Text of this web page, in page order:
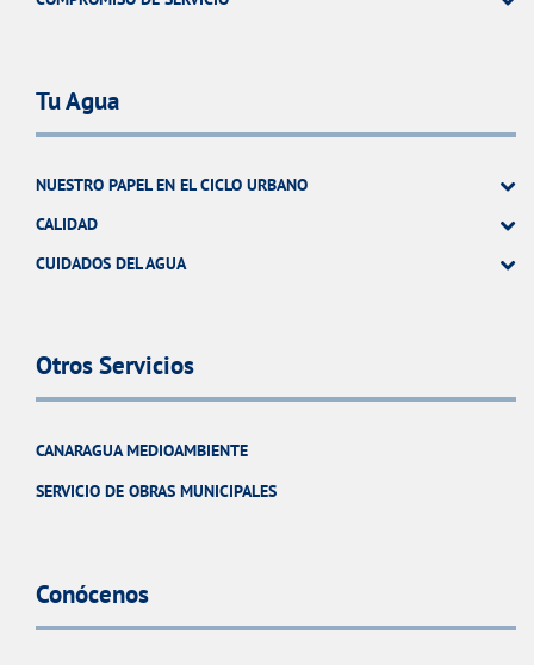
Tu Agua
NUESTRO PAPEL EN EL CICLO URBANO
CALIDAD
CUIDADOS DEL AGUA
Otros Servicios
CANARAGUA MEDIOAMBIENTE
SERVICIO DE OBRAS MUNICIPALES
Conócenos